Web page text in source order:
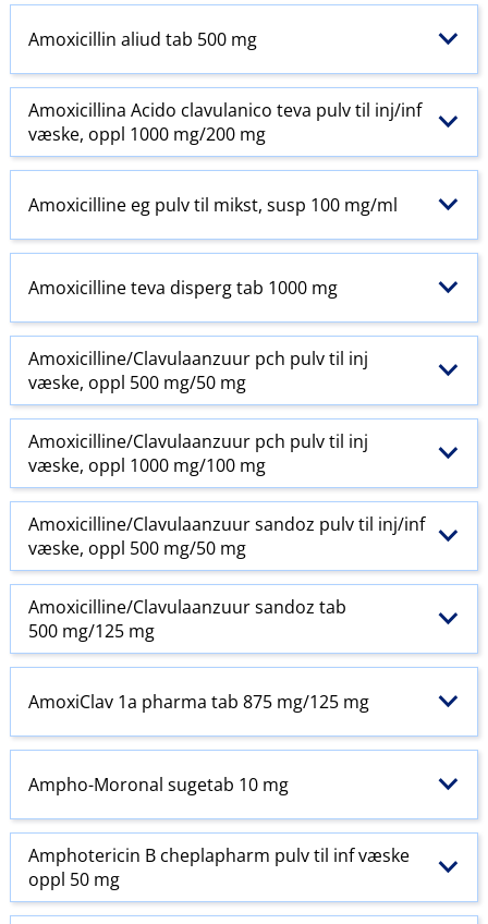
Amoxicillin aliud tab 500 mg
Amoxicillina Acido clavulanico teva pulv til inj​/​inf
væske, oppl 1000 mg/200 mg
Amoxicilline eg pulv til mikst, susp 100 mg/ml
Amoxicilline teva disperg tab 1000 mg
Amoxicilline​/​Clavulaanzuur pch pulv til inj
væske, oppl 500 mg/50 mg
Amoxicilline​/​Clavulaanzuur pch pulv til inj
væske, oppl 1000 mg/100 mg
Amoxicilline​/​Clavulaanzuur sandoz pulv til inj​/​inf
væske, oppl 500 mg/50 mg
Amoxicilline​/​Clavulaanzuur sandoz tab
500 mg/125 mg
AmoxiClav 1a pharma tab 875 mg/125 mg
Ampho-Moronal sugetab 10 mg
Amphotericin B cheplapharm pulv til inf væske
oppl 50 mg